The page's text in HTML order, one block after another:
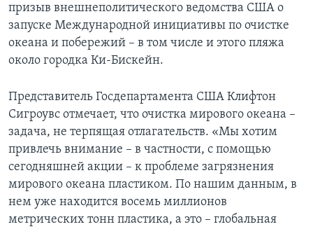
призыв внешнеполитического ведомства США о
запуске Международной инициативы по очистке
океана и побережий – в том числе и этого пляжа
около городка Ки-Бискейн.
Представитель Госдепартамента США Клифтон
Сигроувс отмечает, что очистка мирового океана –
задача, не терпящая отлагательств. «Мы хотим
привлечь внимание – в частности, с помощью
сегодняшней акции – к проблеме загрязнения
мирового океана пластиком. По нашим данным, в
нем уже находится восемь миллионов
метрических тонн пластика, а это – глобальная